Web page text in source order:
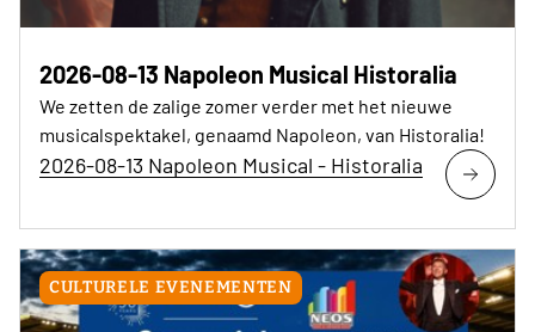
2026-08-13 Napoleon Musical Historalia
We zetten de zalige zomer verder met het nieuwe
musicalspektakel, genaamd Napoleon, van Historalia!
2026-08-13 Napoleon Musical - Historalia
CULTURELE EVENEMENTEN